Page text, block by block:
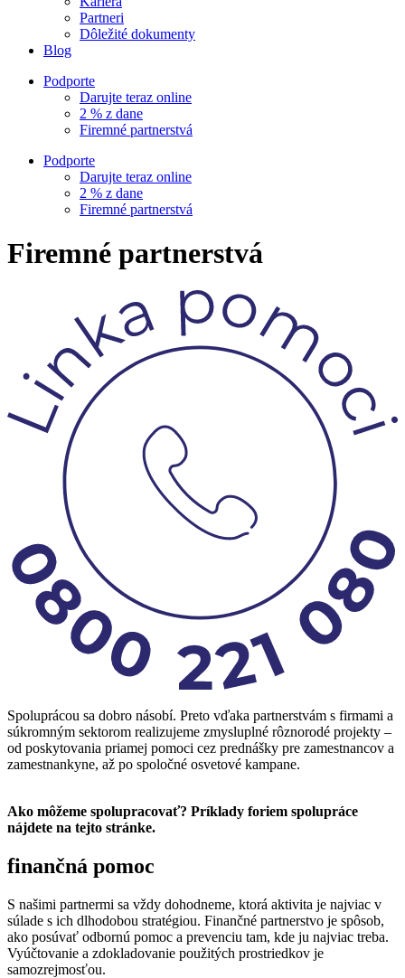
Partneri
Dôležité dokumenty
Blog
Podporte
Darujte teraz online
2 % z dane
Firemné partnerstvá
Podporte
Darujte teraz online
2 % z dane
Firemné partnerstvá
Firemné partnerstvá​
Spoluprácou sa dobro násobí. Preto vďaka partnerstvám s firmami a
súkromným sektorom realizujeme zmysluplné rôznorodé projekty –
od poskytovania priamej pomoci cez prednášky pre zamestnancov a
zamestnankyne, až po spoločné osvetové kampane.
Ako môžeme spolupracovať? Príklady foriem spolupráce
nájdete na tejto stránke.
finančná pomoc
S našimi partnermi sa vždy dohodneme, ktorá aktivita je najviac v
súlade s ich dlhodobou stratégiou. Finančné partnerstvo je spôsob,
ako posúvať odbornú pomoc a prevenciu tam, kde ju najviac treba.
Vyúčtovanie a zdokladovanie použitých prostriedkov je
samozrejmosťou.